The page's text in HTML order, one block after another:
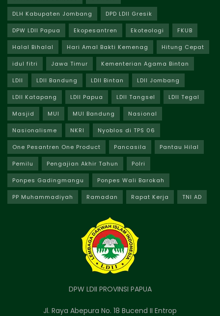
DLH Kabupaten Jombang DPD LDII Gresik
DPW LDII Papua Ekopesantren Ekoteologi FKUB
Halal Bihalal Hari Amal Bakti Kemenag Hitung Cepat
idul fitri Jawa Timur Kementerian Agama Bintan
LDII LDII Bandung LDII Bintan LDII Jombang
LDII Katapang LDII Papua LDII Tangsel LDII Tegal
Masjid MUI MUI Bandung Nasional
Nasionalisme NKRI Nyoblos di TPS 06
One Pesantren One Product Pancasila Pantau Hilal
Pemilu Pengajian Akhir Tahun Polri
Ponpes Gadingmangu Ponpes Wali Barokah
PP Muhammadiyah Ramadan Rapat Kerja TNI AD
DPW LDII PROVINSI PAPUA
Jl. Raya Abepura No. 18 Bucend II Entrop